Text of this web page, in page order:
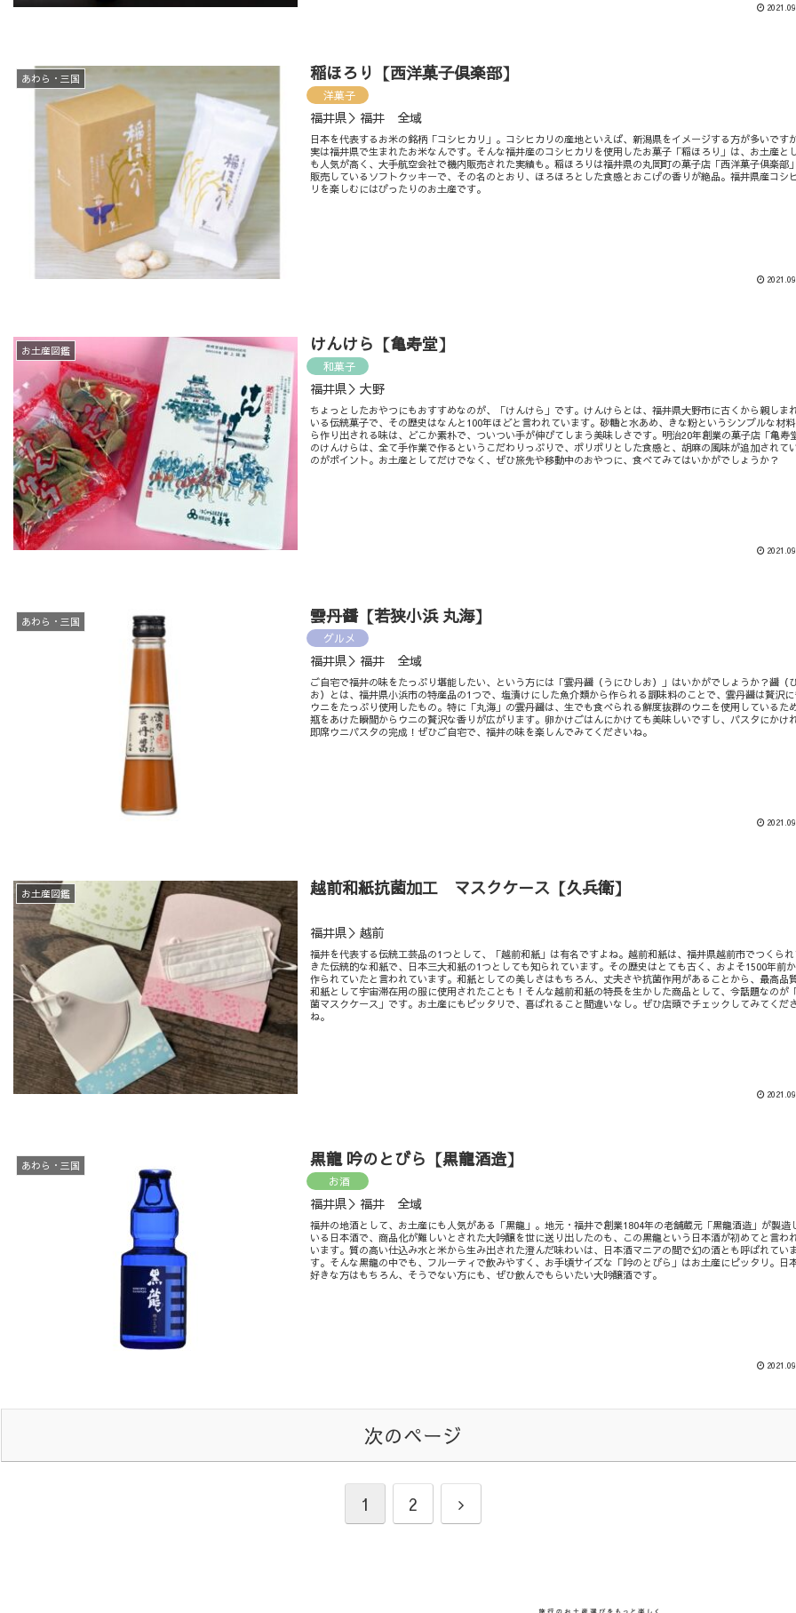
あわら・三国 稲ほろり【西洋菓子倶楽部】
洋菓子
福井県＞福井 全域
日本を代表するお米の銘柄「コシヒカリ」。コシヒカリの産地といえば、新潟県をイメージする方が多いですが
実は福井県で生まれたお米なんです。そんな福井産のコシヒカリを使用したお菓子「稲ほろり」は、お土産と
も人気が高く、大手航空会社で機内販売された実績も。稲ほろりは福井県の丸岡町の菓子店「西洋菓子倶楽部
販売しているソフトクッキーで、その名のとおり、ほろほろとした食感とおこげの香りが絶品。福井県産コシ
リを楽しむにはぴったりのお土産です。
お土産図鑑 けんけら【亀寿堂】
和菓子
福井県＞大野
ちょっとしたおやつにもおすすめなのが、「けんけら」です。けんけらとは、福井県大野市に古くから親しま
いる伝統菓子で、その歴史はなんと100年ほどと言われています。砂糖と水あめ、きな粉というシンプルな材
ら作り出される味は、どこか素朴で、ついつい手が伸びてしまう美味しさです。明治20年創業の菓子店「亀寿
のけんけらは、全て手作業で作るというこだわりっぷりで、ポリポリとした食感と、胡麻の風味が追加されて
のがポイント。お土産としてだけでなく、ぜひ旅先や移動中のおやつに、食べてみてはいかがでしょうか？
あわら・三国 雲丹醤【若狭小浜 丸海】
グルメ
福井県＞福井 全域
ご自宅で福井の味をたっぷり堪能したい、という方には「雲丹醤（うにひしお）」はいかがでしょうか？醤（
お）とは、福井県小浜市の特産品の1つで、塩漬けにした魚介類から作られる調味料のことで、雲丹醤は贅沢に
ウニをたっぷり使用したもの。特に「丸海」の雲丹醤は、生でも食べられる鮮度抜群のウニを使用しているため
瓶をあけた瞬間からウニの贅沢な香りが広がります。卵かけごはんにかけても美味しいですし、パスタにかけ
即席ウニパスタの完成！ぜひご自宅で、福井の味を楽しんでみてくださいね。
お土産図鑑 越前和紙抗菌加工 マスクケ－ス【久兵衛】
福井県＞越前
福井を代表する伝統工芸品の1つとして、「越前和紙」は有名ですよね。越前和紙は、福井県越前市でつくられ
きた伝統的な和紙で、日本三大和紙の1つとしても知られています。その歴史はとても古く、およそ1500年前
作られていたと言われています。和紙としての美しさはもちろん、丈夫さや抗菌作用があることから、最高品
和紙として宇宙滞在用の服に使用されたことも！そんな越前和紙の特長を生かした商品として、今話題なのが
菌マスクケース」です。お土産にもピッタリで、喜ばれること間違いなし。ぜひ店頭でチェックしてみてくだ
ね。
あわら・三国 黒龍 吟のとびら【黒龍酒造】
お酒
福井県＞福井 全域
福井の地酒として、お土産にも人気がある「黒龍」。地元・福井で創業1804年の老舗蔵元「黒龍酒造」が製造
いる日本酒で、商品化が難しいとされた大吟醸を世に送り出したのも、この黒龍という日本酒が初めてと言わ
います。質の高い仕込み水と米から生み出された澄んだ味わいは、日本酒マニアの間で幻の酒とも呼ばれていま
す。そんな黒龍の中でも、フルーティで飲みやすく、お手頃サイズな「吟のとびら」はお土産にピッタリ。日
好きな方はもちろん、そうでない方にも、ぜひ飲んでもらいたい大吟醸酒です。
次のページ
1 2